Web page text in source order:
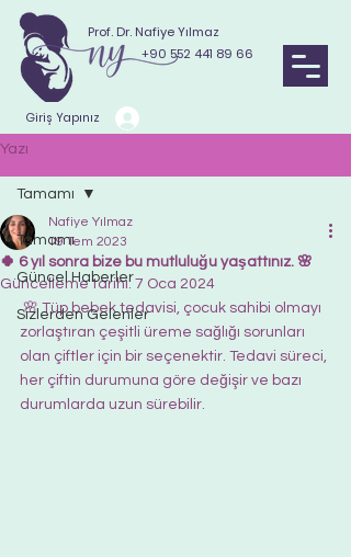
Prof. Dr. Nafiye Yılmaz
+90 552 441 89 66
Giriş Yapınız
Yazı
Tamamı
Güncel Haberler
Sizlerden Gelenler
Tamamı
🍀 6 yıl sonra bize bu mutluluğu yaşattınız. 🌸
Nafiye Yılmaz
19 Tem 2023
Güncelleme tarihi: 7 Oca 2024
🌸 Tüp bebek tedavisi, çocuk sahibi olmayı
zorlaştıran çeşitli üreme sağlığı sorunları
olan çiftler için bir seçenektir. Tedavi süreci,
her çiftin durumuna göre değişir ve bazı
durumlarda uzun sürebilir.